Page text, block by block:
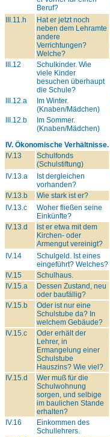
Beruf?
III.11.h
Hat er jetzt noch
neben dem Lehramte
andere
Verrichtungen?
Welche?
III.12
Schulkinder. Wie
viele Kinder
besuchen überhaupt
die Schule?
III.12.a
Im Winter.
(Knaben/Mädchen)
III.12.b
Im Sommer.
(Knaben/Mädchen)
IV. Ökonomische Verhältnisse.
IV.13
Schulfonds
(Schulstiftung)
IV.13.a
Ist dergleichen
vorhanden?
IV.13.b
Wie stark ist er?
IV.13.c
Woher fließen seine
Einkünfte?
IV.13.d
Ist er etwa mit dem
Kirchen- oder
Armengut vereinigt?
IV.14
Schulgeld. Ist eines
eingeführt? Welches?
IV.15 Schulhaus.
IV.15.a
Dessen Zustand, neu
oder baufällig?
IV.15.b
Oder ist nur eine
Schulstube da? In
welchem Gebäude?
IV.15.c
Oder erhält der
Lehrer, in
Ermangelung einer
Schulstube
Hauszins? Wie viel?
IV.15.d
Wer muß für die
Schulwohnung
sorgen, und selbige
im baulichen Stande
erhalten?
IV.16
Einkommen des
Schullehrers.